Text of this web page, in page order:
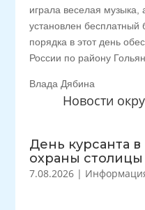
Новости
День курсанта
охраны столицы
7.08.2026 |
играла веселая
установлен бесплатный
порядка в этот день
России по району
Влада Дябина